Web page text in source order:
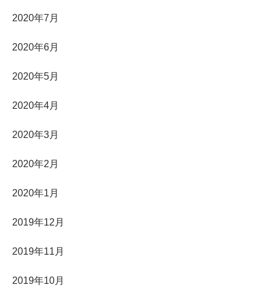
2020年7月
2020年6月
2020年5月
2020年4月
2020年3月
2020年2月
2020年1月
2019年12月
2019年11月
2019年10月